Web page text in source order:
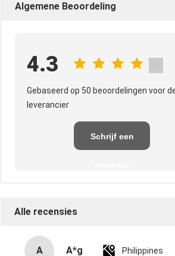
Algemene Beoordeling
4.3
Gebaseerd op 50 beoordelingen voor
leverancier
Schrijf een
Alle recensies
A A*g Philippines